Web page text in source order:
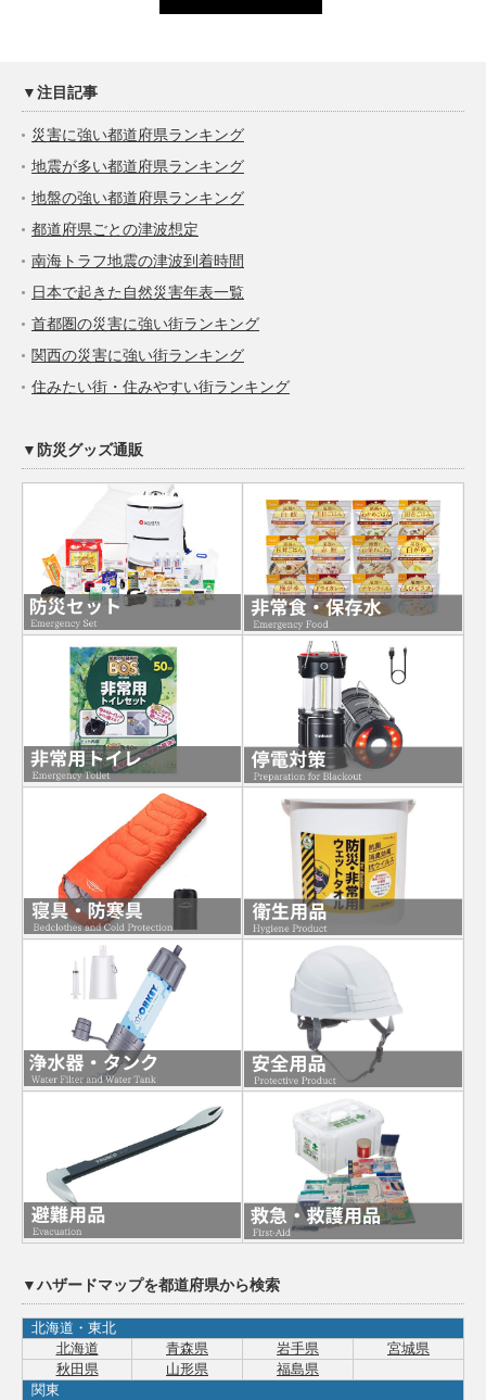
▼注目記事
災害に強い都道府県ランキング
地震が多い都道府県ランキング
地盤の強い都道府県ランキング
都道府県ごとの津波想定
南海トラフ地震の津波到着時間
日本で起きた自然災害年表一覧
首都圏の災害に強い街ランキング
関西の災害に強い街ランキング
住みたい街・住みやすい街ランキング
▼防災グッズ通販
▼ハザードマップを都道府県から検索
北海道・東北
北海道
青森県 岩手県
宮城県
秋田県
山形県
福島県
関東